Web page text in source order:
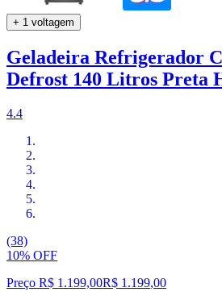
+ 1 voltagem
Geladeira Refrigerador
Defrost 140 Litros Preta
4.4
(38)
10% OFF
Preço R$ 1.199,00R$ 1.199,00